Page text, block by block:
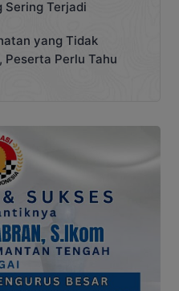
Sering Terjadi
yang Tidak
Peserta Perlu Tahu